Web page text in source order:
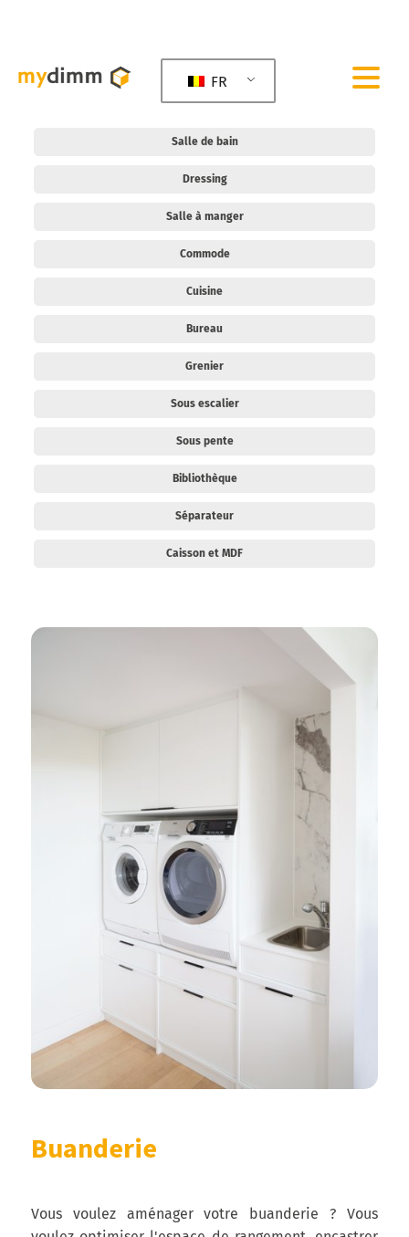
FR
Salle de bain
Dressing
Salle à manger
Commode
Cuisine
Bureau
Grenier
Sous escalier
Sous pente
Bibliothèque
Séparateur
Caisson et MDF
Buanderie
Vous voulez aménager votre buanderie ? Vous